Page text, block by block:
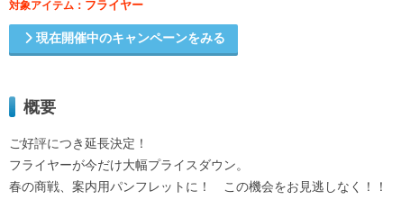
対象アイテム： フライヤー
現在開催中のキャンペーンをみる
概要
ご好評につき延長決定！
フライヤーが今だけ大幅プライスダウン。
春の商戦、案内用パンフレットに！ この機会をお見逃しなく！！